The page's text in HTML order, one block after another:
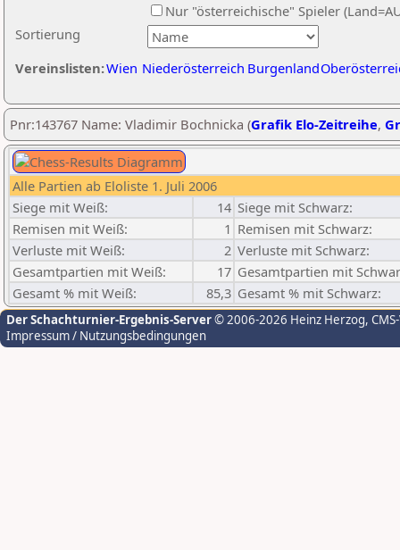
Sortierung
Nur "österreichische" Spieler
Vereinslisten:Wien Niederösterreich Burgenland
Pnr:143767 Name: Vladimir Bochnicka (Grafik Elo-Zeitreihe,
Alle Partien ab Eloliste 1. Juli 2006
Siege mit Weiß:
14 Siege mit Schwarz:
Remisen mit Weiß:
1 Remisen mit Schwarz:
Verluste mit Weiß:
2 Verluste mit Schwarz:
Gesamtpartien mit Weiß:
17 Gesamtpartien mit
Gesamt % mit Weiß:
85,3 Gesamt % mit Schwarz:
Der Schachturnier-Ergebnis-Server© 2006-2026 Heinz Herzog,
Impressum / Nutzungsbedingungen